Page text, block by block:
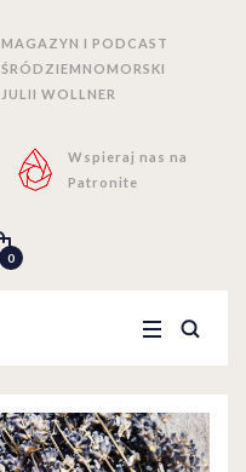
MAGAZYN I PODCAST
ŚRÓDZIEMNOMORSKI
JULII WOLLNER
Wspieraj nas na
Patronite
0